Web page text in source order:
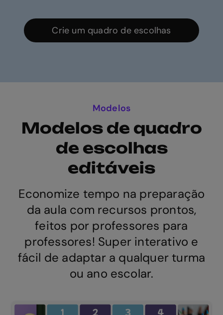
Crie um quadro de escolhas
Modelos
Modelos de quadro
de escolhas
editáveis
Economize tempo na preparação
da aula com recursos prontos,
feitos por professores para
professores! Super interativo e
fácil de adaptar a qualquer turma
ou ano escolar.